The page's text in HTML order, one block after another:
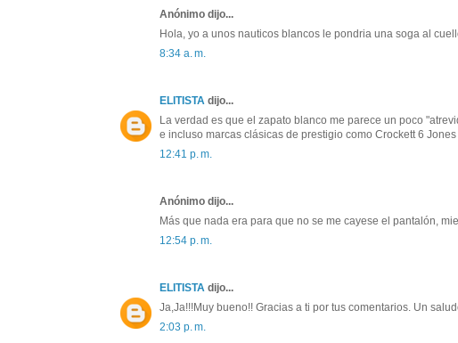
Anónimo dijo...
Hola, yo a unos nauticos blancos le pondria una soga al
8:34 a. m.
ELITISTA dijo...
La verdad es que el zapato blanco me parece un poco
e incluso marcas clásicas de prestigio como Crockett 6
12:41 p. m.
Anónimo dijo...
Más que nada era para que no se me cayese el pantalón,
12:54 p. m.
ELITISTA dijo...
Ja,Ja!!!Muy bueno!! Gracias a ti por tus comentarios. Un
2:03 p. m.